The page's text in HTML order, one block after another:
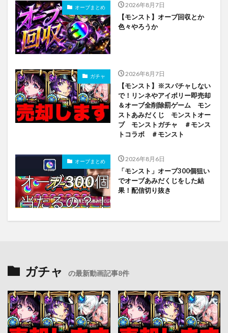
オーブまとめ 2026年8月7日
【モンスト】オーブ回収とか
色々やろうか
ガチャ 2026年8月7日
【モンスト】※スパチャしない
で！リンネやアイボリー即売却
＆オーブ全削除罰ゲーム モン
ストあみだくじ モンストオー
ブ モンストガチャ ＃モンス
トコラボ ＃モンスト
オーブまとめ 2026年8月6日
「モンスト」オーブ300個狙い
でオーブあみだくじをした結
果！配信切り抜き
ガチャ の最新動画記事8件